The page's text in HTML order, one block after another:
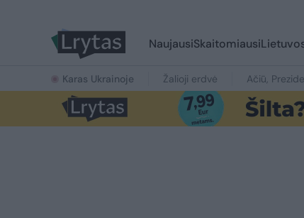
NaujausiSkaitomiausi
Karas Ukrainoje Žalioji erdvė Ačiū,